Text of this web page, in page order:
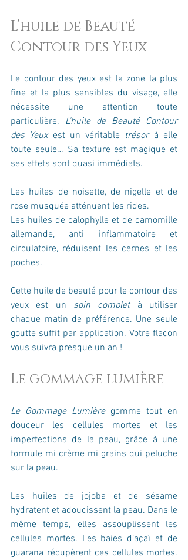
L’huile de Beauté
Contour des Yeux
Le contour des yeux est la zone la plus
fine et la plus sensibles du visage, elle
nécessite une attention toute
particulière. L'huile de Beauté Contour
des Yeux est un véritable trésor à elle
toute seule… Sa texture est magique et
ses effets sont quasi immédiats.
Les huiles de noisette, de nigelle et de
rose musquée atténuent les rides.
Les huiles de calophylle et de camomille
allemande, anti inflammatoire et
circulatoire, réduisent les cernes et les
poches.
Cette huile de beauté pour le contour des
yeux
est un soin complet à utiliser
chaque matin de préférence. Une seule
goutte suffit par application. Votre flacon
vous suivra presque un an !
Le gommage lumière
Le Gommage Lumière gomme tout en
douceur les cellules mortes et les
imperfections de la peau, grâce à une
formule mi crème mi grains qui peluche
sur la peau.
Les huiles de jojoba et de sésame
hydratent et adoucissent la peau. Dans le
même temps, elles assouplissent les
cellules mortes. Les baies d’açaï et de
guarana récupèrent ces cellules mortes.